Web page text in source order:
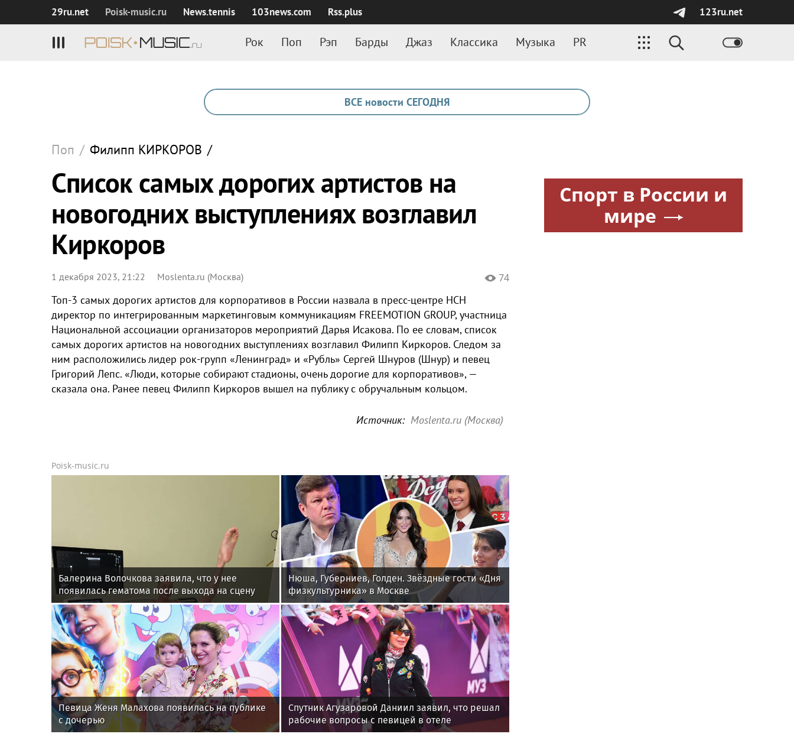
29ru.net Poisk‑music.ru News.tennis 103news.com Rss.plus 123ru.net
Рок Поп Рэп Барды Джаз Классика Музыка PR
ВСЕ новости СЕГОДНЯ
Поп / Филипп КИРКОРОВ /
Список самых дорогих артистов на
новогодних выступлениях возглавил
Киркоров
1 декабря 2023, 21:22 Moslenta.ru (Москва) 74
Топ-3 самых дорогих артистов для корпоративов в России назвала в пресс-центре НСН
директор по интегрированным маркетинговым коммуникациям FREEMOTION GROUP, участница
Национальной ассоциации организаторов мероприятий Дарья Исакова. По ее словам, список
самых дорогих артистов на новогодних выступлениях возглавил Филипп Киркоров. Следом за
ним расположились лидер рок-групп «Ленинград» и «Рубль» Сергей Шнуров (Шнур) и певец
Григорий Лепс. «Люди, которые собирают стадионы, очень дорогие для корпоративов», —
сказала она. Ранее певец Филипп Киркоров вышел на публику с обручальным кольцом.
Источник: Moslenta.ru (Москва)
Poisk-music.ru
Балерина Волочкова заявила, что у нее
появилась гематома после выхода на сцену
Нюша, Губерниев, Голден. Звёздные гости «Дня
физкультурника» в Москве
Певица Женя Малахова появилась на публике
с дочерью
Спутник Агузаровой Даниил заявил, что решал
рабочие вопросы с певицей в отеле
Спорт в России и
мире